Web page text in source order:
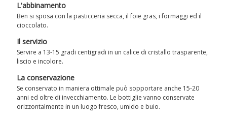
L'abbinamento
Ben si sposa con la pasticceria secca, il foie gras, i formaggi ed il
cioccolato.
Il servizio
Servire a 13-15 gradi centigradi in un calice di cristallo trasparente,
liscio e incolore.
La conservazione
Se conservato in maniera ottimale può sopportare anche 15-20
anni ed oltre di invecchiamento. Le bottiglie vanno conservate
orizzontalmente in un luogo fresco, umido e buio.